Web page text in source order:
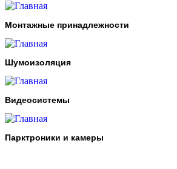
Монтажные принадлежности
Шумоизоляция
Видеосистемы
Парктроники и камеры